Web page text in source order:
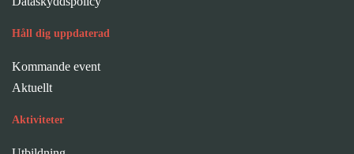
Håll dig uppdaterad
Kommande event
Aktuellt
Aktiviteter